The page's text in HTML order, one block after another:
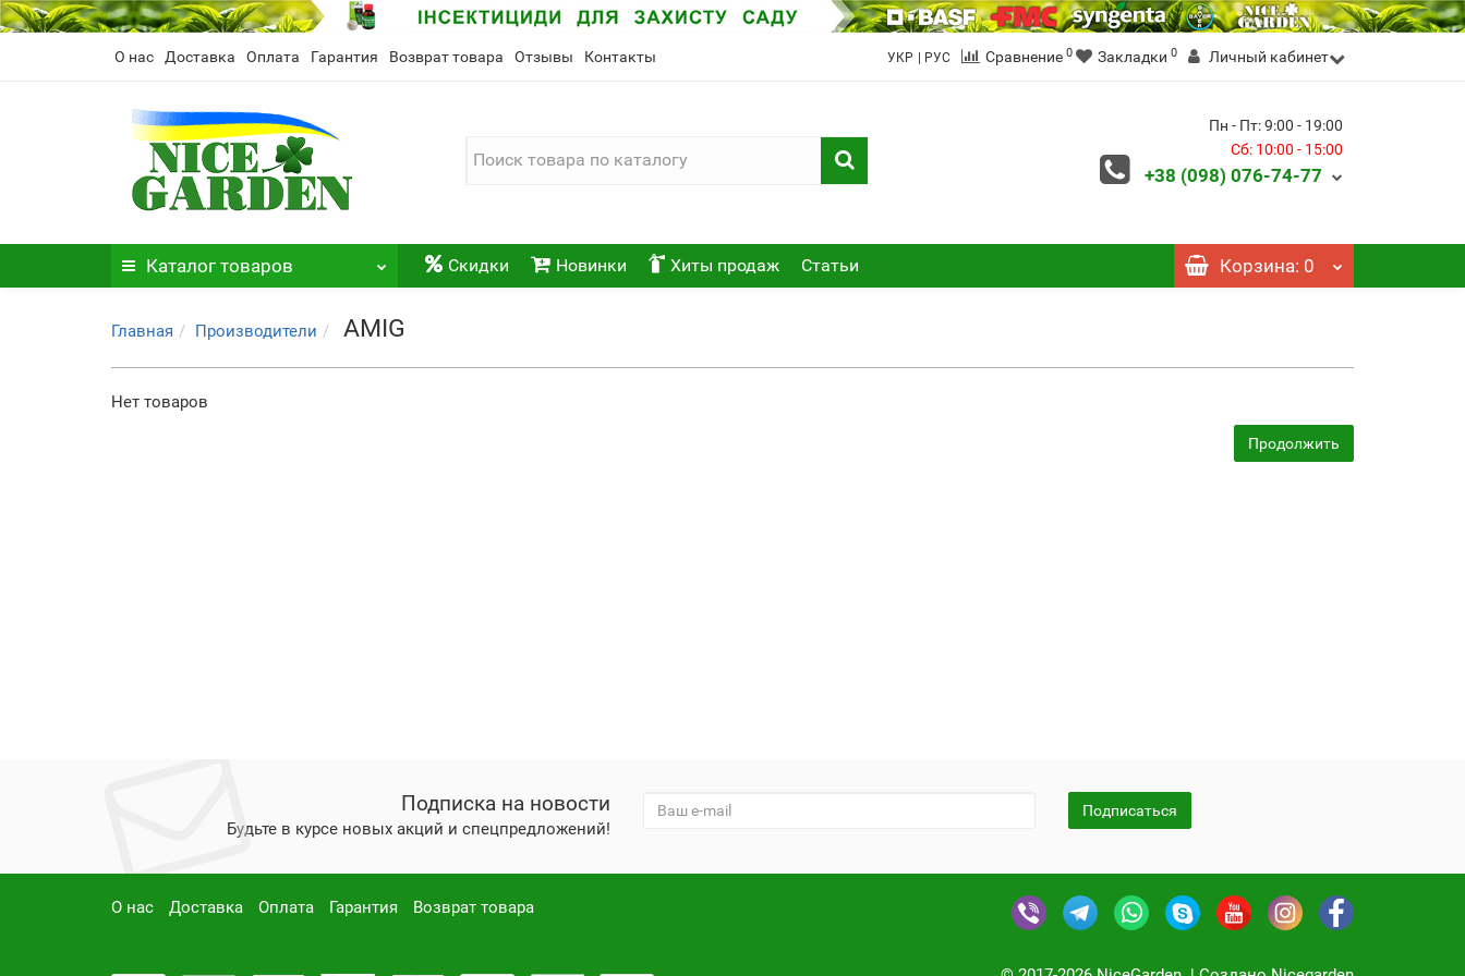
О нас Доставка Оплата Гарантия Возврат товара Отзывы Контакты УКР | РУС Сравнение 0 Закладки 0 Личный кабинет
Пн - Пт: 9:00 - 19:00
Сб: 10:00 - 15:00
+38 (098) 076-74-77
Каталог товаров Скидки Новинки Хиты продаж Статьи Корзина: 0
Главная Производители AMIG
Нет товаров
Продолжить
Подписка на новости
Будьте в курсе новых акций и спецпредложений!
Подписаться
О нас Доставка Оплата Гарантия Возврат товара